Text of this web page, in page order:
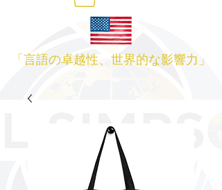
「言語の卓越性、世界的な影響力」